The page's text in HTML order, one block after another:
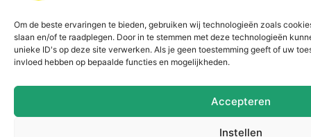
Om de beste ervaringen te bieden, gebruiken wij technologieën zoals
slaan en/of te raadplegen. Door in te stemmen met deze technologieën
unieke ID's op deze site verwerken. Als je geen toestemming geeft of uw
invloed hebben op bepaalde functies en mogelijkheden.
Accepteren
Instellen